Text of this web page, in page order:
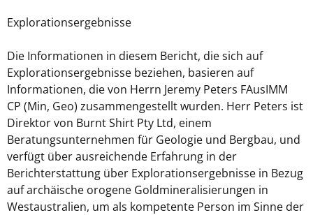
Explorationsergebnisse
Die Informationen in diesem Bericht, die sich auf
Explorationsergebnisse beziehen, basieren auf
Informationen, die von Herrn Jeremy Peters FAusIMM
CP (Min, Geo) zusammengestellt wurden. Herr Peters ist
Direktor von Burnt Shirt Pty Ltd, einem
Beratungsunternehmen für Geologie und Bergbau, und
verfügt über ausreichende Erfahrung in der
Berichterstattung über Explorationsergebnisse in Bezug
auf archäische orogene Goldmineralisierungen in
Westaustralien, um als kompetente Person im Sinne der